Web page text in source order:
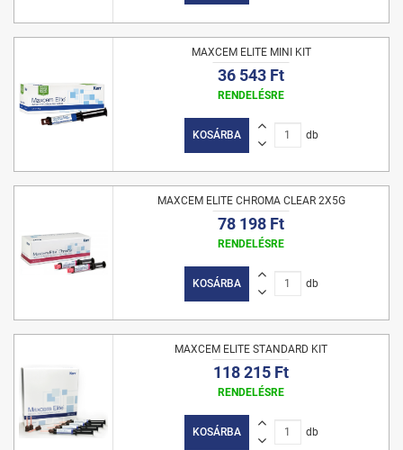
MAXCEM ELITE MINI KIT
36 543 Ft
RENDELÉSRE
KOSÁRBA db
MAXCEM ELITE CHROMA CLEAR 2X5G
78 198 Ft
RENDELÉSRE
KOSÁRBA db
MAXCEM ELITE STANDARD KIT
118 215 Ft
RENDELÉSRE
KOSÁRBA db